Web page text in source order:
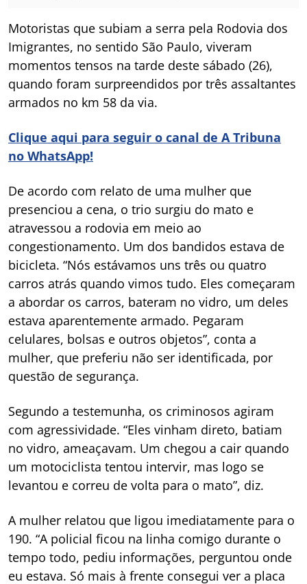
Motoristas que subiam a serra pela Rodovia dos
Imigrantes, no sentido São Paulo, viveram
momentos tensos na tarde deste sábado (26),
quando foram surpreendidos por três assaltantes
armados no km 58 da via.
Clique aqui para seguir o canal de A Tribuna
no WhatsApp!
De acordo com relato de uma mulher que
presenciou a cena, o trio surgiu do mato e
atravessou a rodovia em meio ao
congestionamento. Um dos bandidos estava de
bicicleta. “Nós estávamos uns três ou quatro
carros atrás quando vimos tudo. Eles começaram
a abordar os carros, bateram no vidro, um deles
estava aparentemente armado. Pegaram
celulares, bolsas e outros objetos”, conta a
mulher, que preferiu não ser identificada, por
questão de segurança.
Segundo a testemunha, os criminosos agiram
com agressividade. “Eles vinham direto, batiam
no vidro, ameaçavam. Um chegou a cair quando
um motociclista tentou intervir, mas logo se
levantou e correu de volta para o mato”, diz.
A mulher relatou que ligou imediatamente para o
190. “A policial ficou na linha comigo durante o
tempo todo, pediu informações, perguntou onde
eu estava. Só mais à frente consegui ver a placa